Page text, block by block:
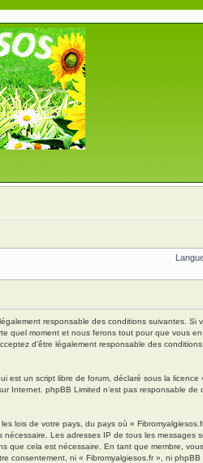
responsable des conditions suivantes. Si
quel moment et nous ferons tout pour que vous
d’être légalement responsable des
est un script libre de forum, déclaré sous la licence
Internet. phpBB Limited n’est pas responsable de
lois de votre pays, du pays où «
Les adresses IP de tous les messages
que cela est nécessaire. En tant que membre,
consentement, ni « Fibromyalgiesos.fr », ni phpBB